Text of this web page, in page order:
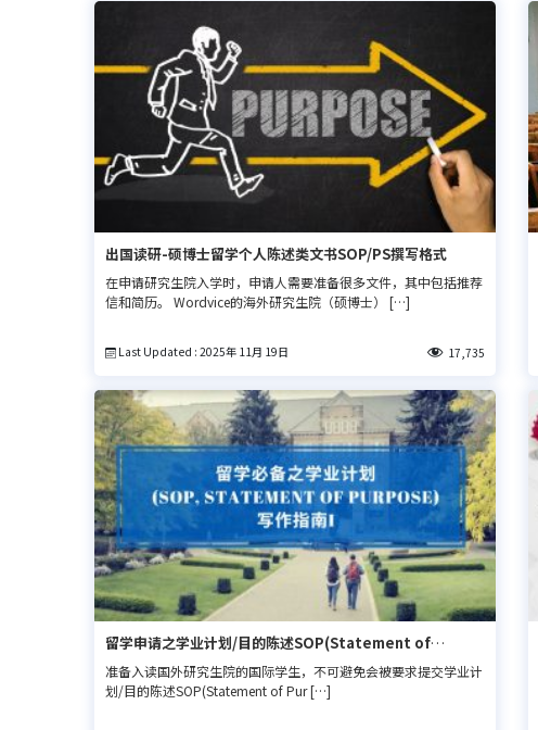
出国读研-硕博士留学个人陈述类文书SOP/PS撰写格式
在申请研究生院入学时，申请人需要准备很多文件，其中包括推荐
信和简历。 Wordvice的海外研究生院（硕博士） […]
Last Updated : 2025年 11月 19日 17,735
留学申请之学业计划/目的陈述SOP(Statement of
Purpose)撰写技巧
准备入读国外研究生院的国际学生，不可避免会被要求提交学业计
划/目的陈述SOP(Statement of Pur […]